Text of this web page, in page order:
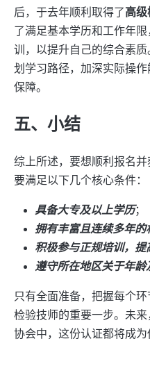
后，于去年顺利取得了高级
了满足基本学历和工作年
训，以提升自己的综合素
划学习路径，加深实际操
保障。
五、小结
综上所述，要想顺利报名并
要满足以下几个核心条件：
具备大专及以上学历；
拥有丰富且连续多年的
积极参与正规培训，提
遵守所在地区关于年
只有全面准备，把握每个
检验技师的重要一步。未
协会中，这份认证都将成为